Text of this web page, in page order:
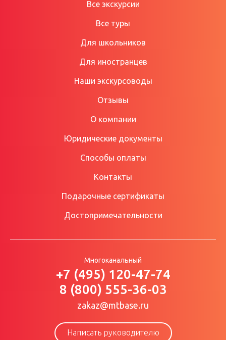
Все экскурсии
Все туры
Для школьников
Для иностранцев
Наши экскурсоводы
Отзывы
О компании
Юридические документы
Способы оплаты
Контакты
Подарочные сертификаты
Достопримечательности
Многоканальный
+7 (495) 120-47-74
8 (800) 555-36-03
zakaz@mtbase.ru
Написать руководителю